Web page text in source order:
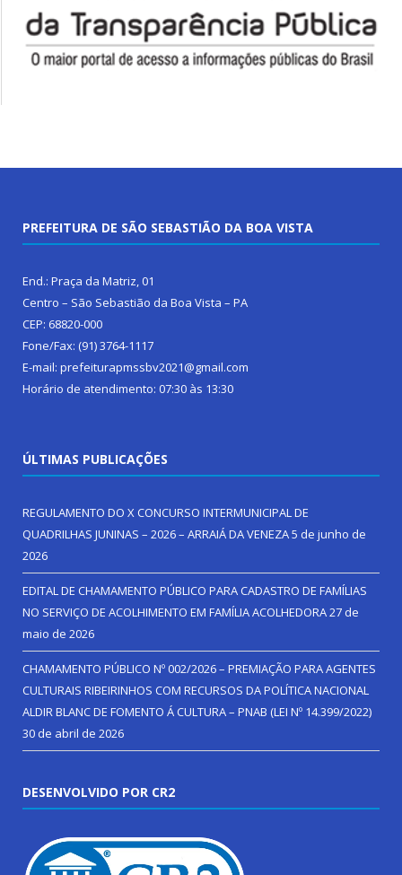
PREFEITURA DE SÃO SEBASTIÃO DA BOA VISTA
End.: Praça da Matriz, 01
Centro – São Sebastião da Boa Vista – PA
CEP: 68820-000
Fone/Fax: (91) 3764-1117
E-mail: prefeiturapmssbv2021@gmail.com
Horário de atendimento: 07:30 às 13:30
ÚLTIMAS PUBLICAÇÕES
REGULAMENTO DO X CONCURSO INTERMUNICIPAL DE
QUADRILHAS JUNINAS – 2026 – ARRAIÁ DA VENEZA5 de junho de
2026
EDITAL DE CHAMAMENTO PÚBLICO PARA CADASTRO DE FAMÍLIAS
NO SERVIÇO DE ACOLHIMENTO EM FAMÍLIA ACOLHEDORA27 de
maio de 2026
CHAMAMENTO PÚBLICO Nº 002/2026 – PREMIAÇÃO PARA AGENTES
CULTURAIS RIBEIRINHOS COM RECURSOS DA POLÍTICA NACIONAL
ALDIR BLANC DE FOMENTO Á CULTURA – PNAB (LEI Nº 14.399/2022)
30 de abril de 2026
DESENVOLVIDO POR CR2